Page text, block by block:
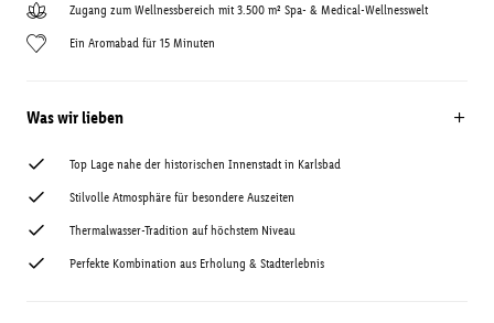
Zugang zum Wellnessbereich mit 3.500 m² Spa- & Medical-Wellnesswelt
Ein Aromabad für 15 Minuten
Was wir lieben
Top Lage nahe der historischen Innenstadt in Karlsbad
Stilvolle Atmosphäre für besondere Auszeiten
Thermalwasser-Tradition auf höchstem Niveau
Perfekte Kombination aus Erholung & Stadterlebnis